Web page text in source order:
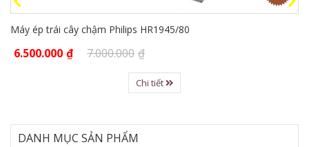
Máy ép trái cây chậm Philips HR1945/80
6.500.000 ₫ 7.000.000 ₫
Chi tiết
DANH MỤC SẢN PHẨM